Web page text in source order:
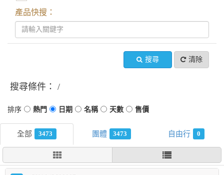
產品快搜：
搜尋 清除
搜尋條件：
3473 3473 0